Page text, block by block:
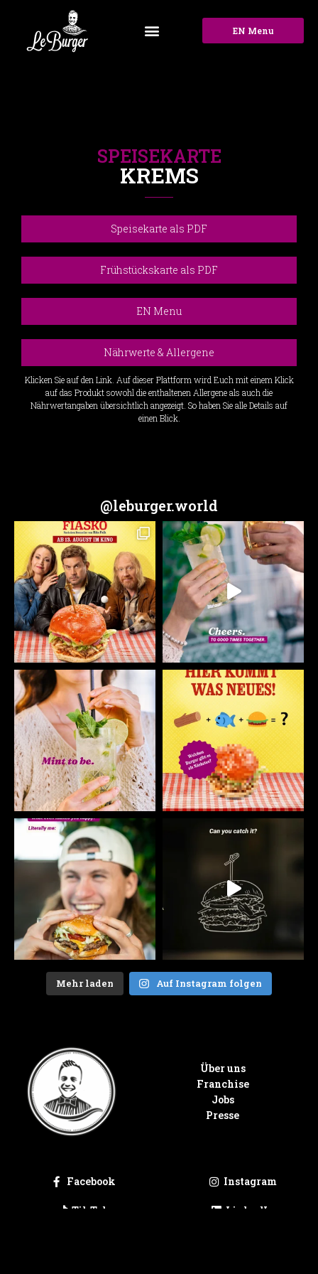
EN Menu
SPEISEKARTE
KREMS
Speisekarte als PDF
Frühstückskarte als PDF
EN Menu
Nährwerte & Allergene
Klicken Sie auf den Link. Auf dieser Plattform wird Euch mit einem Klick
auf das Produkt sowohl die enthaltenen Allergene als auch die
Nährwertangaben übersichtlich angezeigt. So haben Sie alle Details auf
einen Blick.
@leburger.world
Mehr laden Auf Instagram folgen
Über uns
Franchise
Jobs
Presse
Facebook Instagram
TikTok LinkedIn